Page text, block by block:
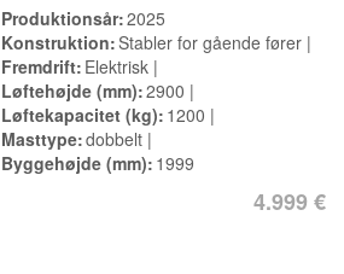
Produktionsår 2025
Konstruktion Stabler for gående fører
Fremdrift Elektrisk
Løftehøjde (mm) 2900
Løftekapacitet (kg) 1200
Masttype dobbelt
Byggehøjde (mm) 1999
4.999 €